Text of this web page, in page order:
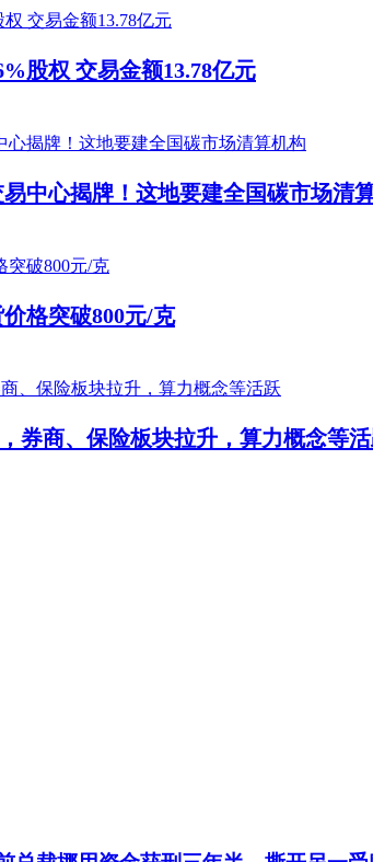
股权 交易金额13.78亿元
易中心揭牌！这地要建全国碳市场清
格突破800元/克
券商、保险板块拉升，算力概念等